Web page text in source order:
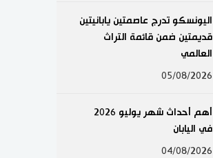
اليونسكو تدرج عاصمتين يابانيتين
قديمتين ضمن قائمة التراث
العالمي
05/08/2026
أهم أحداث شهر يوليو 2026
في اليابان
04/08/2026